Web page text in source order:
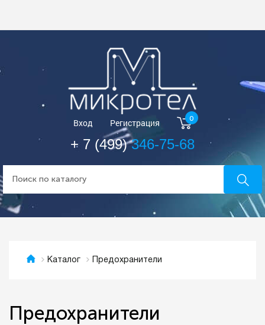
Вход Регистрация 0
+ 7 (499)346-75-68
Каталог Предохранители
Предохранители